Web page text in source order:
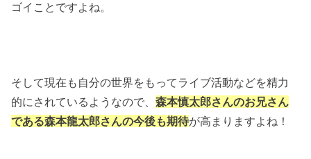
ゴイことですよね。
そして現在も自分の世界をもってライブ活動などを精力
的にされているようなので、森本慎太郎さんのお兄さん
である森本龍太郎さんの今後も期待が高まりますよね！